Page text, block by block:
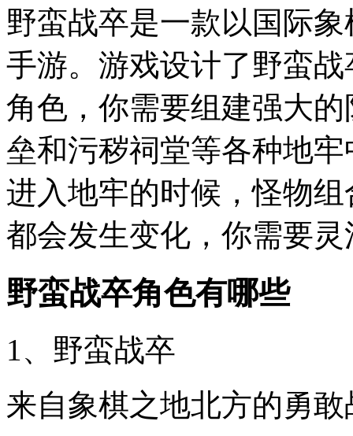
野蛮战卒是一款以国际
手游。游戏设计了野蛮
角色，你需要组建强大
垒和污秽祠堂等各种地
进入地牢的时候，怪物
都会发生变化，你需要
野蛮战卒角色有哪些
1、野蛮战卒
来自象棋之地北方的勇